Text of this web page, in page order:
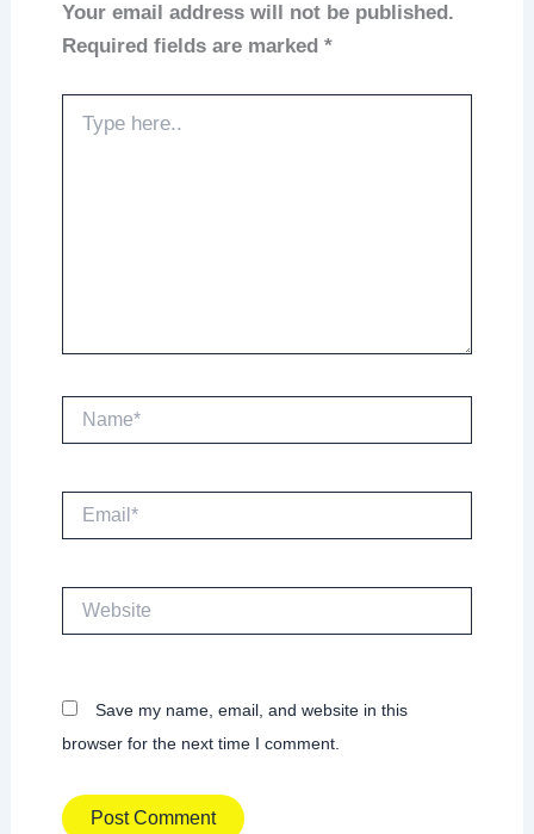
Your email address will not be published.
Required fields are marked *
here..
Name*
Save my name, email, and website in this
browser for the next time I comment.